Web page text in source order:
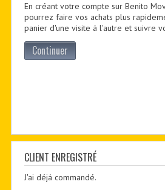
CUSTOM PDF
En créant votre compte sur Benito
pourrez faire vos achats plus
panier d'une visite á l'autre et suivre
Continuer
CLIENT ENREGISTRÉ
J'ai déjá commandé.